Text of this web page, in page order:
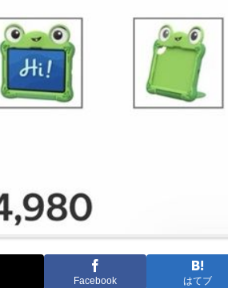
Facebook はてブ